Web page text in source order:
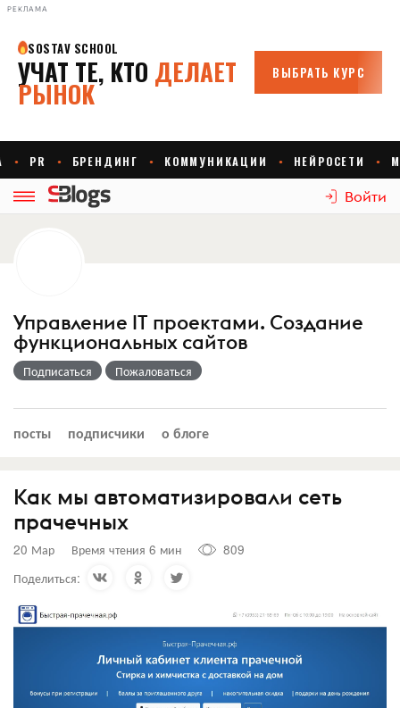
РЕКЛАМА
Войти
Управление IT проектами. Создание
функциональных сайтов
Подписаться Пожаловаться
посты подписчики о блоге
Как мы автоматизировали сеть
прачечных
20 Мар Время чтения 6 мин
809
Поделиться: